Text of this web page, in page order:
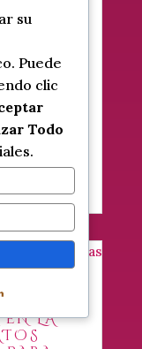
2026
,
con el
en
LA
su
Puede
clic
Todo